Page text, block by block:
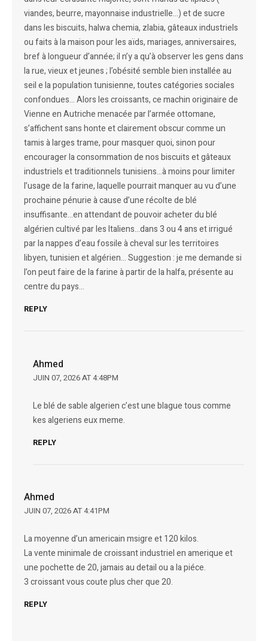
viandes, beurre, mayonnaise industrielle…) et de sucre
dans les biscuits, halwa chemia, zlabia, gâteaux industriels
ou faits à la maison pour les aïds, mariages, anniversaires,
bref à longueur d’année; il n’y a qu’à observer les gens dans
la rue, vieux et jeunes ; l’obésité semble bien installée au
seil e la population tunisienne, toutes catégories sociales
confondues… Alors les croissants, ce machin originaire de
Vienne en Autriche menacée par l’armée ottomane,
s’affichent sans honte et clairement obscur comme un
tamis à larges trame, pour masquer quoi, sinon pour
encourager la consommation de nos biscuits et gâteaux
industriels et traditionnels tunisiens…à moins pour limiter
l’usage de la farine, laquelle pourrait manquer au vu d’une
prochaine pénurie à cause d’une récolte de blé
insuffisante…en attendant de pouvoir acheter du blé
algérien cultivé par les Italiens…dans 3 ou 4 ans et irrigué
par la nappes d’eau fossile à cheval sur les territoires
libyen, tunisien et algérien… Suggestion : je me demande si
l’on peut faire de la farine à partir de la halfa, présente au
centre du pays…
REPLY
Ahmed
JUIN 07, 2026 AT 4:48PM
Le blé de sable algerien c’est une blague tous comme
kes algeriens eux meme.
REPLY
Ahmed
JUIN 07, 2026 AT 4:41PM
La moyenne d’un americain msigre et 120 kilos.
La vente minimale de croissant industriel en amerique et
une pochette de 20, jamais au detail ou a la piéce.
3 croissant vous coute plus cher que 20.
REPLY